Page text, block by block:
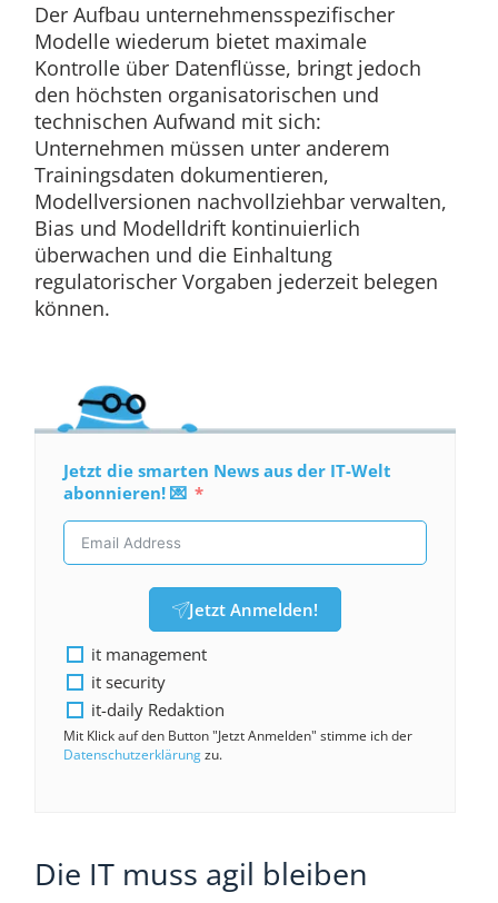
Der Aufbau unternehmensspezifischer
Modelle wiederum bietet maximale
Kontrolle über Datenflüsse, bringt jedoch
den höchsten organisatorischen und
technischen Aufwand mit sich:
Unternehmen müssen unter anderem
Trainingsdaten dokumentieren,
Modellversionen nachvollziehbar verwalten,
Bias und Modelldrift kontinuierlich
überwachen und die Einhaltung
regulatorischer Vorgaben jederzeit belegen
können.
Jetzt die smarten News aus der IT-Welt
abonnieren! 💌
Jetzt Anmelden!
it management
it security
it-daily Redaktion
Mit Klick auf den Button "Jetzt Anmelden" stimme ich der
Datenschutzerklärungzu.
Die IT muss agil bleiben